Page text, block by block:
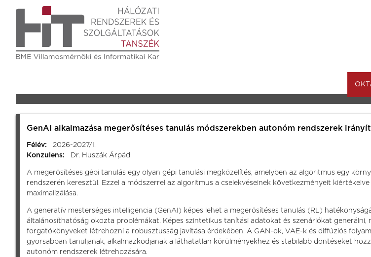
GenAI alkalmazása megerősítéses tanulás módszerekben autonóm rendszerek
Félév:
2026-2027/I.
Konzulens:
Dr. Huszák Árpád
A megerősítéses gépi tanulás egy olyan gépi tanulási megközelítés, amelyben az algoritmus egy
rendszerén keresztül. Ezzel a módszerrel az algoritmus a cselekvéseinek következményeit
maximalizálása.
A generatív mesterséges intelligencia (GenAI) képes lehet a megerősítéses tanulás (RL)
általánosíthatóság okozta problémákat. Képes szintetikus tanítási adatokat és szenáriókat
forgatókönyveket létrehozni a robusztusság javítása érdekében. A GAN-ok, VAE-k és diffúziós
gyorsabban tanuljanak, alkalmazkodjanak a láthatatlan körülményekhez és stabilabb döntéseket
autonóm rendszerek létrehozására.